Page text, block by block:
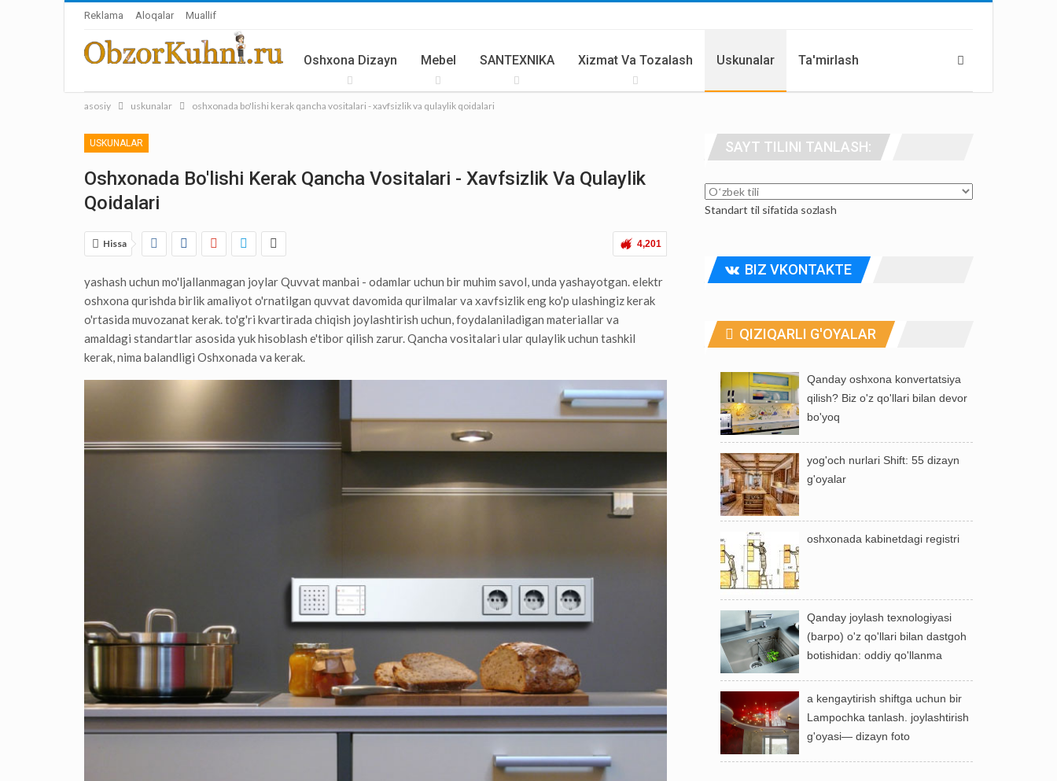
Reklama Aloqalar Muallif
Oshxona Dizayn Mebel SANTEXNIKA Xizmat Va Tozalash Uskunalar Ta'mirlash
asosiy uskunalar oshxonada bo'lishi kerak qancha vositalari - xavfsizlik va qulaylik qoidalari
USKUNALAR
Oshxonada Bo'lishi Kerak Qancha Vositalari - Xavfsizlik Va Qulaylik
Qoidalari
4,201
Hissa
yashash uchun mo'ljallanmagan joylar Quvvat manbai - odamlar uchun bir muhim savol, unda yashayotgan. elektr
oshxona qurishda birlik amaliyot o'rnatilgan quvvat davomida qurilmalar va xavfsizlik eng ko'p ulashingiz kerak
o'rtasida muvozanat kerak. to'g'ri kvartirada chiqish joylashtirish uchun, foydalaniladigan materiallar va
amaldagi standartlar asosida yuk hisoblash e'tibor qilish zarur. Qancha vositalari ular qulaylik uchun tashkil
kerak, nima balandligi Oshxonada va kerak.
SAYT TILINI TANLASH:
Standart til sifatida sozlash
BIZ VKONTAKTE
QIZIQARLI G'OYALAR
Qanday oshxona konvertatsiya
qilish? Biz o'z qo'llari bilan devor
bo'yoq
yog'och nurlari Shift: 55 dizayn
g'oyalar
oshxonada kabinetdagi registri
Qanday joylash texnologiyasi
(barpo) o'z qo'llari bilan dastgoh
botishidan: oddiy qo'llanma
a kengaytirish shiftga uchun bir
Lampochka tanlash. joylashtirish
g'oyasi— dizayn foto